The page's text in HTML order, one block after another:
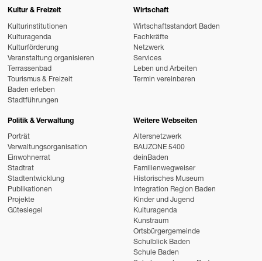
Kultur & Freizeit
Kulturinstitutionen
Kulturagenda
Kulturförderung
Veranstaltung organisieren
Terrassenbad
Tourismus & Freizeit
Baden erleben
Stadtführungen
Wirtschaft
Wirtschaftsstandort Baden
Fachkräfte
Netzwerk
Services
Leben und Arbeiten
Termin vereinbaren
Politik & Verwaltung
Porträt
Verwaltungsorganisation
Einwohnerrat
Stadtrat
Stadtentwicklung
Publikationen
Projekte
Gütesiegel
Weitere Webseiten
Altersnetzwerk
BAUZONE 5400
deinBaden
Familienwegweiser
Historisches Museum
Integration Region Baden
Kinder und Jugend
Kulturagenda
Kunstraum
Ortsbürgergemeinde
Schulblick Baden
Schule Baden